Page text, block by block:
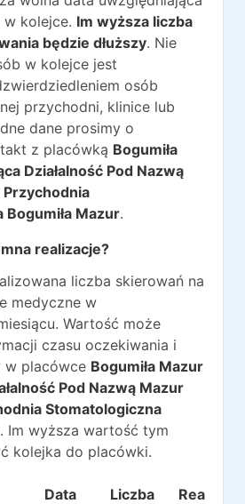
kolejce. Im wyższa liczba
będzie dłuższy. Nie
w kolejce jest
osób
przychodni, klinice lub
dane prosimy o
z placówką Bogumiła
Działalność Pod Nazwą
Przychodnia
Mazur.
realizacje?
liczba skierowań na
medyczne w
Wartość może
czasu oczekiwania i
w placówce Bogumiła Mazur
Pod Nazwą Mazur
Stomatologiczna
. Im wyższa wartość tym
kolejka do placówki.
Data
Liczba